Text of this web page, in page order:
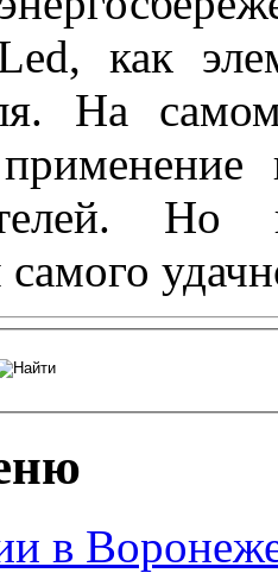
как
На
Но
в